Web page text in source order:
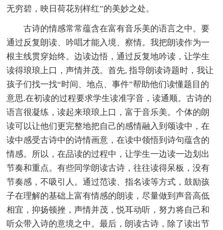
无穷碧，映日荷花别样红”的美妙之处。
古诗的情感常常蕴含在富有音乐美的语言之中。要
通过反复朗读、吟唱才能入境、察情。我把朗读作为一
根主线贯穿始终。边读边悟，通过反复地吟读，让学生
读得琅琅上口，声情并茂。首先, 指导朗读诗题时，我让
孩子们找一找“时间、地点、事件”帮助他们读懂题目的
意思.在初读的过程要求学生读准字音，读通顺。古诗的
语言很凝练，读起来琅琅上口，富于音乐美。个体的朗
读可以让他们更完整地把自己的感情融入到颂读中，在
读中感受古诗中的诗情画意，在读中领悟到诗句蕴含的
情感。所以，在品读的过程中，让学生一边读一边划出
节奏和重点。有些同学朗读古诗，往往读得呆板，没有
节奏感，不吸引人。通过范读、指名读等方式，鼓励孩
子在理解的基础上富有情感的朗读，尽量做到声音高低
相宜，抑扬顿挫，声情并茂，悦耳动听，努力将自己和
听众带入诗的意境之中。最后，朗读古诗，除了读出节